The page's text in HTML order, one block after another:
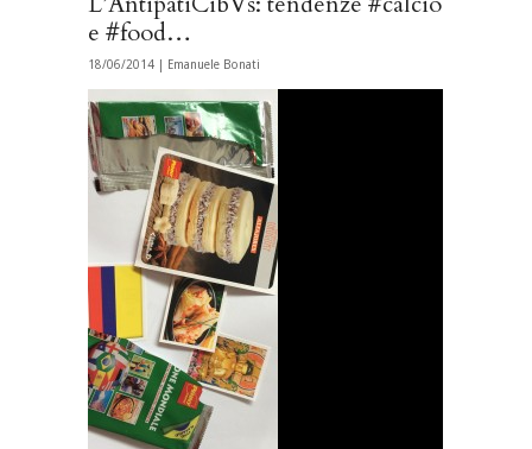
e #food…
18/06/2014 | Emanuele Bonati